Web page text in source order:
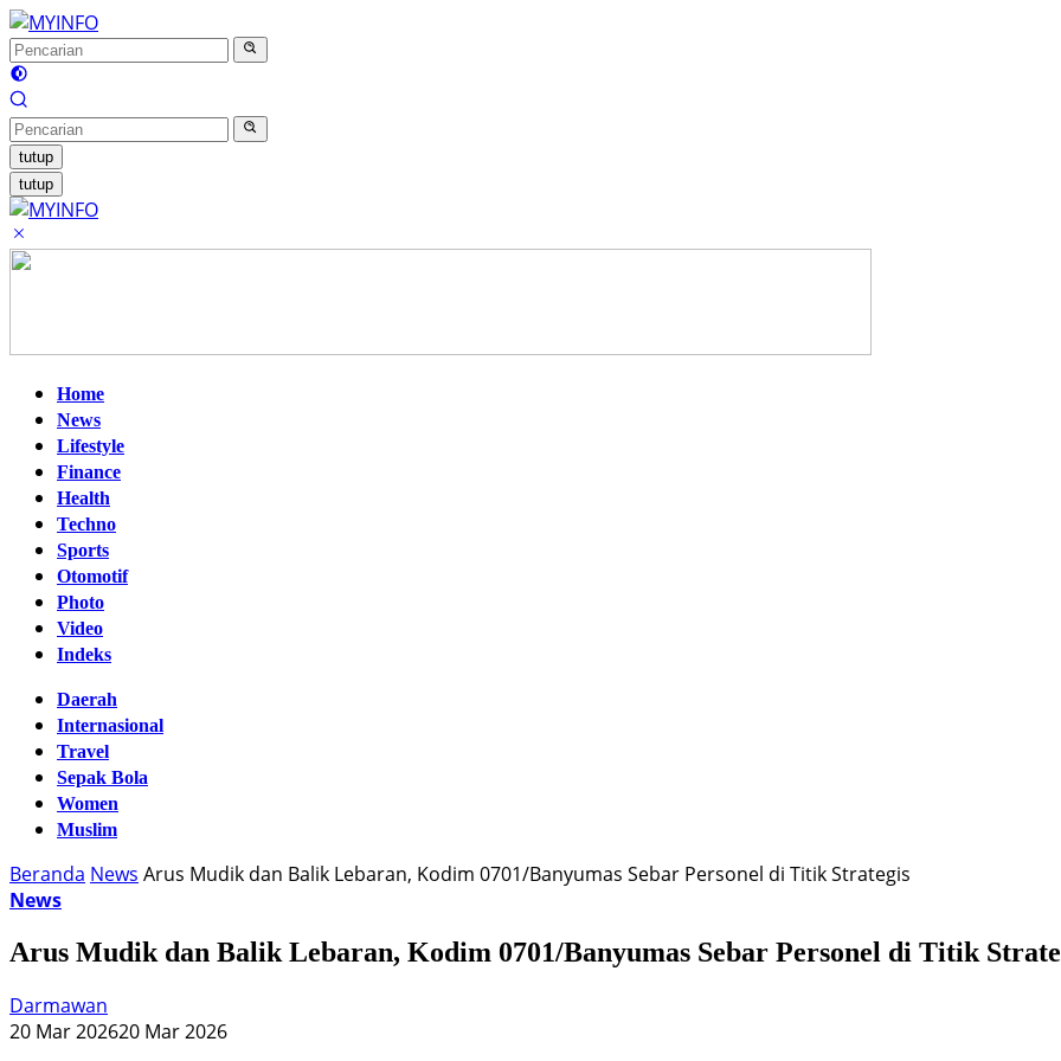
Langsung
ke
konten
tutup
tutup
Home
News
Lifestyle
Finance
Health
Techno
Sports
Otomotif
Photo
Video
Indeks
Daerah
Internasional
Travel
Sepak Bola
Women
Muslim
Beranda News Arus Mudik dan Balik Lebaran, Kodim 0701/Banyumas Sebar Personel di Titik Strategis
News
Arus Mudik dan Balik Lebaran, Kodim 0701/Banyumas Sebar Personel di Titik
Darmawan
20 Mar 202620 Mar 2026